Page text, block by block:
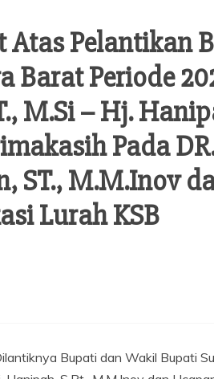
Atas Pelantikan
Barat Periode
M.Si – Hj.
Pada
ST., M.M.Inov
Lurah KSB